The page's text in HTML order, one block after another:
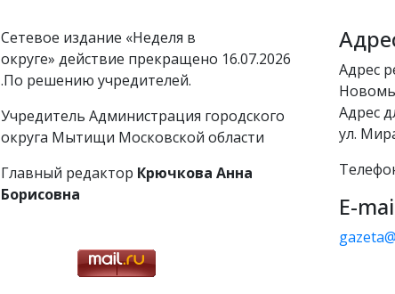
Сетевое издание «Неделя в
округе» действие прекращено 16.07.2026
.По решению учредителей.
Учредитель Администрация городского
округа Мытищи Московской области
Главный редактор Крючкова Анна
Борисовна
Адрес
Адрес
ул.
E-